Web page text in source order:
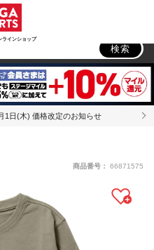
ラインショップ
検索
1日(木) 価格改定のお知らせ
商品番号： 66871575